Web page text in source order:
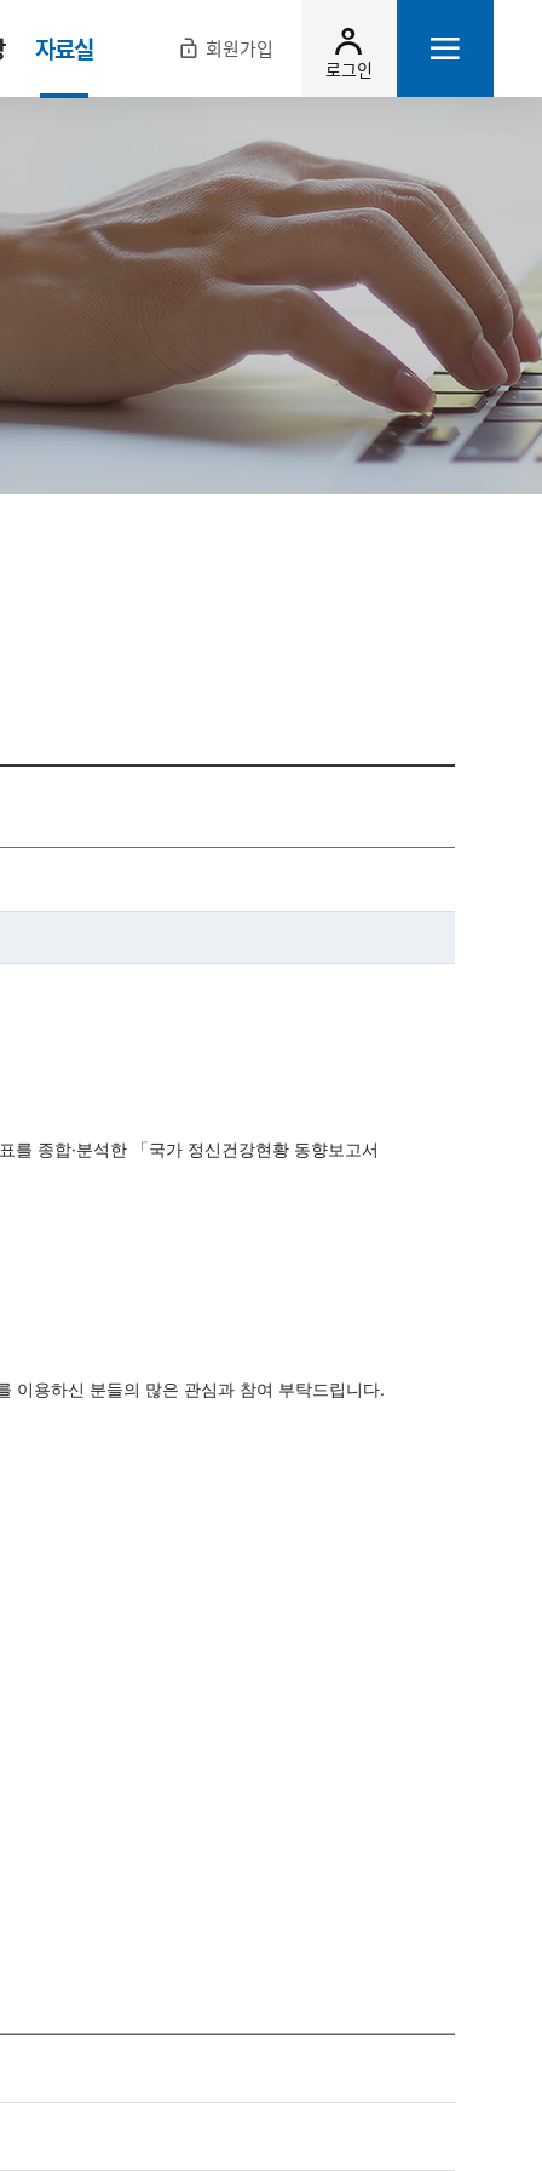
자료실 회원가입
로그인
종합·분석한 「국가 정신건강현황 동향보고서
이용하신 분들의 많은 관심과 참여 부탁드립니다.